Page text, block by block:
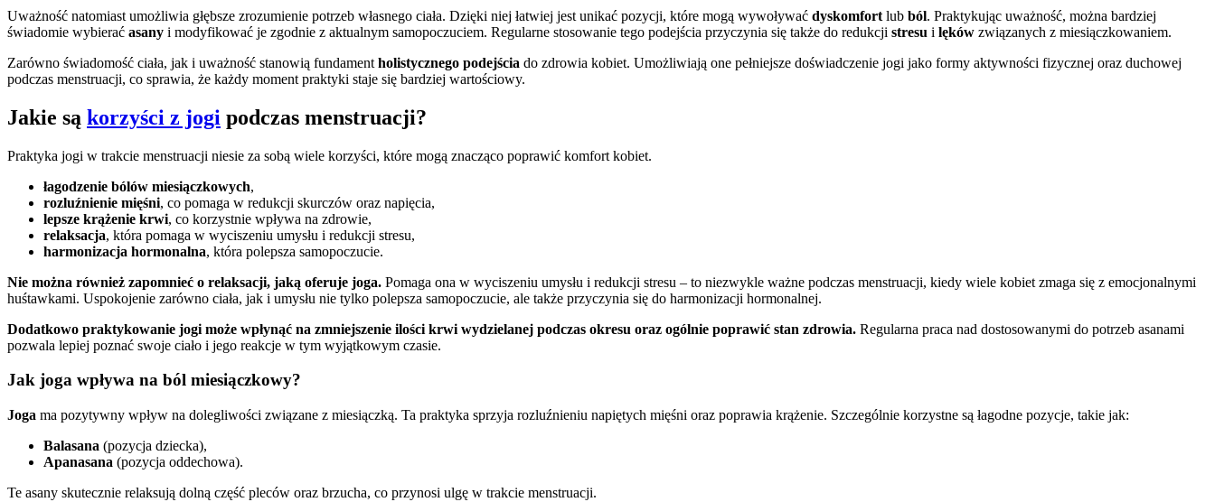
Uważność natomiast umożliwia głębsze zrozumienie potrzeb własnego ciała. Dzięki niej łatwiej jest unikać pozycji, które mogą wywoływać dyskomfort lub ból. Praktykując uważność, można bardziej
świadomie wybierać asany i modyfikować je zgodnie z aktualnym samopoczuciem. Regularne stosowanie tego podejścia przyczynia się także do redukcji stresu i lęków związanych z miesiączkowaniem.
Zarówno świadomość ciała, jak i uważność stanowią fundament holistycznego podejścia do zdrowia kobiet. Umożliwiają one pełniejsze doświadczenie jogi jako formy aktywności fizycznej oraz duchowej
podczas menstruacji, co sprawia, że każdy moment praktyki staje się bardziej wartościowy.
Jakie są korzyści z jogi podczas menstruacji?
Praktyka jogi w trakcie menstruacji niesie za sobą wiele korzyści, które mogą znacząco poprawić komfort kobiet.
łagodzenie bólów miesiączkowych,
rozluźnienie mięśni, co pomaga w redukcji skurczów oraz napięcia,
lepsze krążenie krwi, co korzystnie wpływa na zdrowie,
relaksacja, która pomaga w wyciszeniu umysłu i redukcji stresu,
harmonizacja hormonalna, która polepsza samopoczucie.
Nie można również zapomnieć o relaksacji, jaką oferuje joga. Pomaga ona w wyciszeniu umysłu i redukcji stresu – to niezwykle ważne podczas menstruacji, kiedy wiele kobiet zmaga się z emocjonalnymi
huśtawkami. Uspokojenie zarówno ciała, jak i umysłu nie tylko polepsza samopoczucie, ale także przyczynia się do harmonizacji hormonalnej.
Dodatkowo praktykowanie jogi może wpłynąć na zmniejszenie ilości krwi wydzielanej podczas okresu oraz ogólnie poprawić stan zdrowia. Regularna praca nad dostosowanymi do potrzeb asanami
pozwala lepiej poznać swoje ciało i jego reakcje w tym wyjątkowym czasie.
Jak joga wpływa na ból miesiączkowy?
Joga ma pozytywny wpływ na dolegliwości związane z miesiączką. Ta praktyka sprzyja rozluźnieniu napiętych mięśni oraz poprawia krążenie. Szczególnie korzystne są łagodne pozycje, takie jak:
Balasana (pozycja dziecka),
Apanasana (pozycja oddechowa).
Te asany skutecznie relaksują dolną część pleców oraz brzucha, co przynosi ulgę w trakcie menstruacji.